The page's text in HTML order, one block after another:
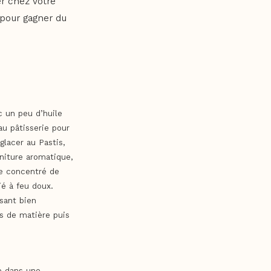
gagner du
un peu d’huile
pâtisserie pour
au Pastis,
aromatique,
concentré de
à feu doux.
bien
de matière puis